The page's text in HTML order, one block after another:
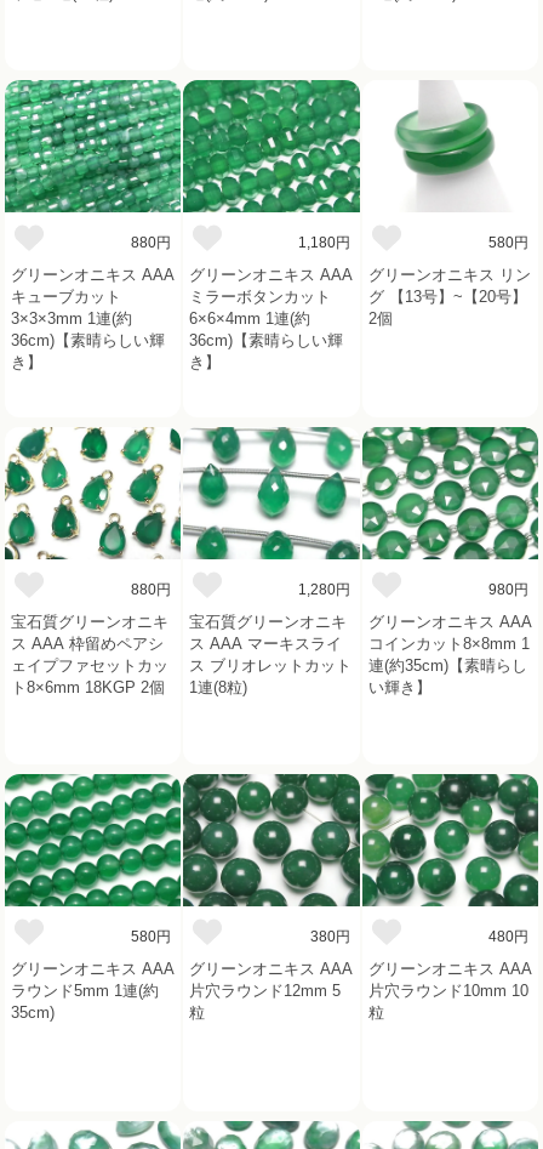
880円
グリーンオニキス AAA
キューブカット
3×3×3mm 1連(約
36cm)【素晴らしい輝
き】
1,180円
グリーンオニキス AAA
ミラーボタンカット
6×6×4mm 1連(約
36cm)【素晴らしい輝
き】
580円
グリーンオニキス リン
グ 【13号】~【20号】
2個
880円
宝石質グリーンオニキ
ス AAA 枠留めペアシ
ェイプファセットカッ
ト8×6mm 18KGP 2個
1,280円
宝石質グリーンオニキ
ス AAA マーキスライ
ス ブリオレットカット
1連(8粒)
980円
グリーンオニキス AAA
コインカット8×8mm 1
連(約35cm)【素晴らし
い輝き】
580円
グリーンオニキス AAA
ラウンド5mm 1連(約
35cm)
380円
グリーンオニキス AAA
片穴ラウンド12mm 5
粒
480円
グリーンオニキス AAA
片穴ラウンド10mm 10
粒